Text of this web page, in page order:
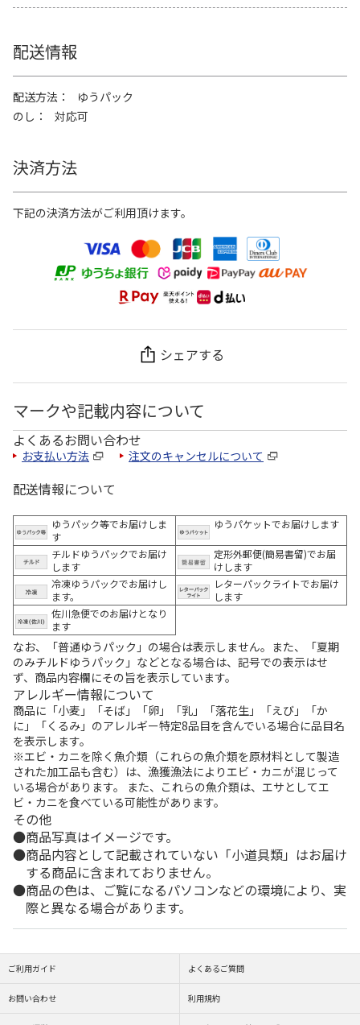
配送情報
配送方法
ゆうパック
のし
対応可
決済方法
下記の決済方法がご利用頂けます。
シェアする
マークや記載内容について
よくあるお問い合わせ
お支払い方法 注文のキャンセルについて
配送情報について
ゆうパック等でお届けしま
す
ゆうパケットでお届けします
チルドゆうパックでお届け
します
定形外郵便(簡易書留)でお届
けします
冷凍ゆうパックでお届けし
ます。
レターパックライトでお届け
します
佐川急便でのお届けとなり
ます
なお、「普通ゆうパック」の場合は表示しません。また、「夏期
のみチルドゆうパック」などとなる場合は、記号での表示はせ
ず、商品内容欄にその旨を表示しています。
アレルギー情報について
商品に「小麦」「そば」「卵」「乳」「落花生」「えび」「か
に」「くるみ」のアレルギー特定8品目を含んでいる場合に品目名
を表示します。
※エビ・カニを除く魚介類（これらの魚介類を原材料として製造
された加工品も含む）は、漁獲漁法によりエビ・カニが混じって
いる場合があります。 また、これらの魚介類は、エサとしてエ
ビ・カニを食べている可能性があります。
その他
商品写真はイメージです。
商品内容として記載されていない「小道具類」はお届け
する商品に含まれておりません。
商品の色は、ご覧になるパソコンなどの環境により、実
際と異なる場合があります。
ご利用ガイド よくあるご質問
お問い合わせ 利用規約